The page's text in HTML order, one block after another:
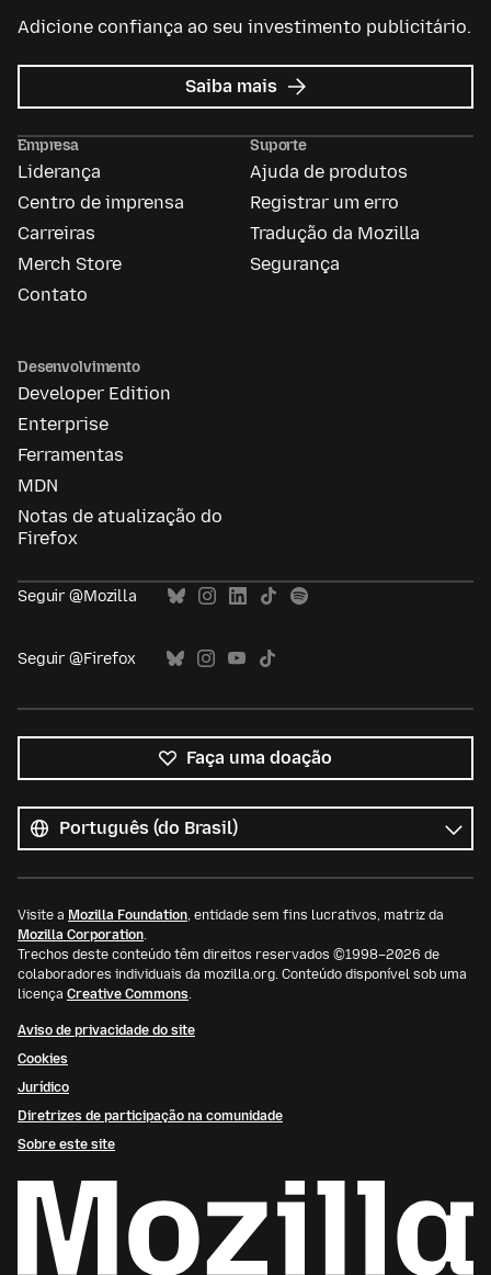
Adicione confiança ao seu investimento publicitário.
Saiba mais sobre
Mozilla
Empresa
Liderança
Centro de imprensa
Carreiras
Merch Store
Contato
Suporte
Ajuda de produtos
Registrar um erro
Tradução da Mozilla
Segurança
Desenvolvimento
Developer Edition
Enterprise
Ferramentas
MDN
Notas de atualização do
Firefox
Seguir @Mozilla
Seguir @Firefox
Faça uma doação
os
idiomas
Idioma
Visite a Mozilla Foundation, entidade sem fins lucrativos, matriz da
Mozilla Corporation.
Trechos deste conteúdo têm direitos reservados ©1998–2026 de
colaboradores individuais da mozilla.org. Conteúdo disponível sob uma
licença Creative Commons.
Aviso de privacidade do site
Cookies
Jurídico
Diretrizes de participação na comunidade
Sobre este site